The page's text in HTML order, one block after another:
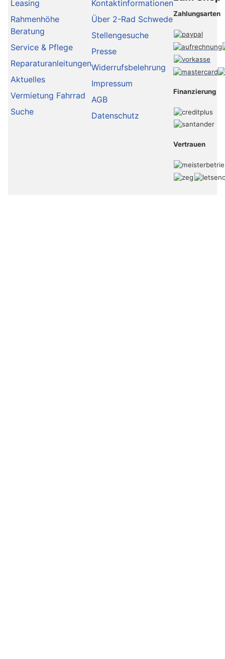
Leasing
Rahmenhöhe
Beratung
Service & Pflege
Reparaturanleitungen
Aktuelles
Vermietung Fahrrad
Suche
Kontaktinformationen
Über 2-Rad Schwede
Stellengesuche
Presse
Widerrufsbelehrung
Impressum
AGB
Datenschutz
Zahlungsarten
Finanzierung
Vertrauen